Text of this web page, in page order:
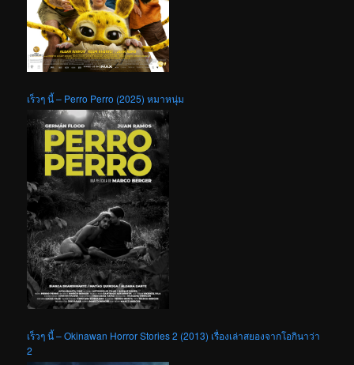
เร็วๆ นี้ – Perro Perro (2025) หมาหนุ่ม
เร็วๆ นี้ – Okinawan Horror Stories 2 (2013) เรื่องเล่าสยองจากโอกินาว่า
2